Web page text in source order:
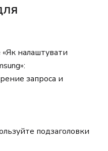
налаштувати
запроса и
подзаголовки